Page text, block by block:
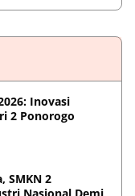
Inovasi
2 Ponorogo
SMKN 2